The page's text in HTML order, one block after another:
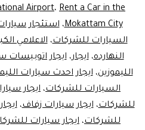
Airport، Rent a Car in the
Mokattam City،استئجار
السيارات للشركات،الاعلامي
النهارده،ايجار،ايجار اتوبيسات
الليموزين،ايجار احدث سيارات
السيارات للشركات، ايجار
للشركات،ايجار سيارات زفاف،
للشركات، ايجار سيارات